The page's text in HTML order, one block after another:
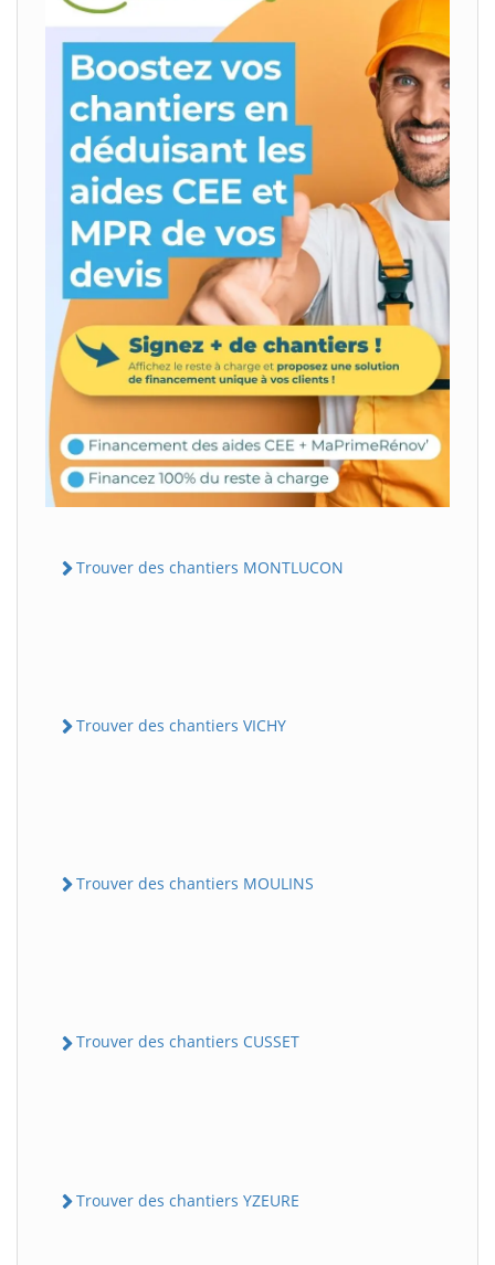
Trouver des chantiers MONTLUCON
Trouver des chantiers VICHY
Trouver des chantiers MOULINS
Trouver des chantiers CUSSET
Trouver des chantiers YZEURE